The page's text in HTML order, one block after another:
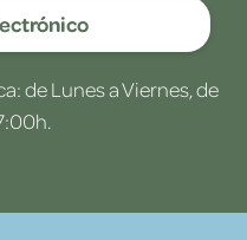
de Lunes a Viernes, de